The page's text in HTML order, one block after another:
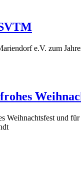
e.V. zum
Weihnachtsfest und